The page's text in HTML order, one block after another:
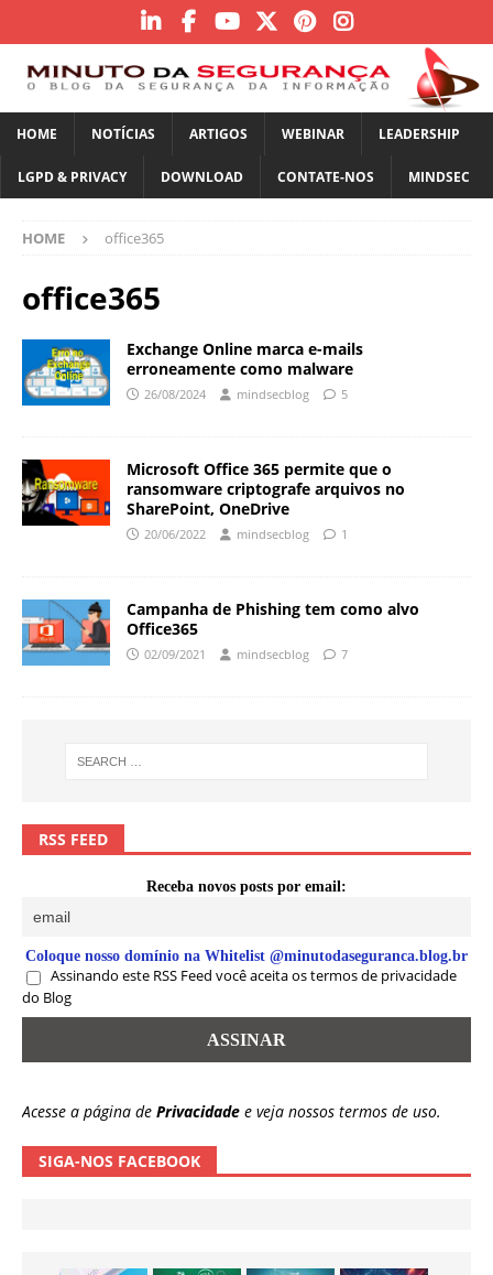
HOME NOTÍCIAS ARTIGOS WEBINAR LEADERSHIP
LGPD & PRIVACY DOWNLOAD CONTATE-NOS MINDSEC
HOME office365
office365
Exchange Online marca e-mails
erroneamente como malware
26/08/2024 mindsecblog 5
Microsoft Office 365 permite que o
ransomware criptografe arquivos no
SharePoint, OneDrive
20/06/2022 mindsecblog 1
Campanha de Phishing tem como alvo
Office365
02/09/2021 mindsecblog 7
RSS FEED
Receba novos posts por email:
Coloque nosso domínio na Whitelist @minutodaseguranca.blog.br
Assinando este RSS Feed você aceita os termos de privacidade
do Blog
Acesse a página de Privacidade e veja nossos termos de uso.
SIGA-NOS FACEBOOK